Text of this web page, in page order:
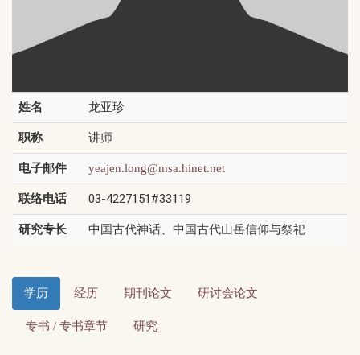
姓名 龙亚珍
职称 讲师
电子邮件 yeajen.long@msa.hinet.net
联络电话 03-4227151#33119
研究专长 中国古代神话、中国古代山岳信仰与祭祀
学历 经历 期刊论文 研讨会论文
专书 / 专书章节 研究